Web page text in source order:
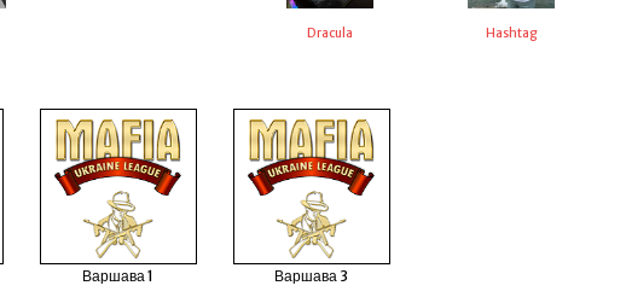
Dracula Hashtag
Варшава 1 Варшава 3